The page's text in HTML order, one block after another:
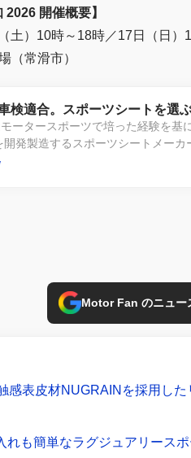
2026 開催概要】
土）10時～18時／17日（日）
（常滑市）
検適合。スポーツシートを選
ータースポーツで培った経験を
発製造するスポーツシートメーカ
Motor Fan のニュー
感表皮材NUGRAINを採用し
れも簡単なラグジュアリース